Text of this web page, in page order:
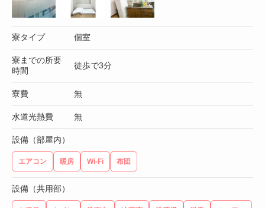
寮タイプ 個室
寮までの所要
時間
徒歩で3分
寮費 無
水道光熱費 無
設備（部屋内）
エアコン 暖房 Wi-Fi 布団
設備（共用部）